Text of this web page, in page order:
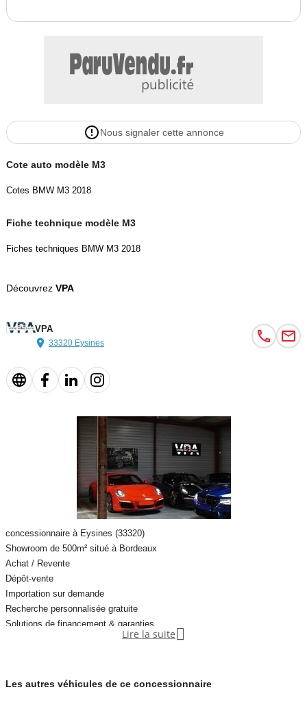
• Système de freinage haute performance M (étriers bleus)
• Modes de conduite M Drive
• Affichage tête haute (HUD)
• Caméra de recul
• Radars de stationnement avant et arrière (PDC)
• Assistant feux de route
• Affichage des limitations de vitesse
• Phares LED adaptatifs
• Feux arrière LED
• Climatisation automatique bi-zone
• Sièges sport M en cuir
• Sièges avant chauffants
Nous signaler cette annonce
Cote auto modèle M3
Cotes BMW M3 2018
Fiche technique modèle M3
Fiches techniques BMW M3 2018
Découvrez VPA
VPA
33320 Eysines
concessionnaire à Eysines (33320)
Showroom de 500m² situé à Bordeaux
Achat / Revente
Dépôt-vente
Importation sur demande
Recherche personnalisée gratuite
Solutions de financement & garanties
Trouvez le véhicule qui vous correspond, en toute sérénité.
Lire la suite 
Les autres véhicules de ce concessionnaire